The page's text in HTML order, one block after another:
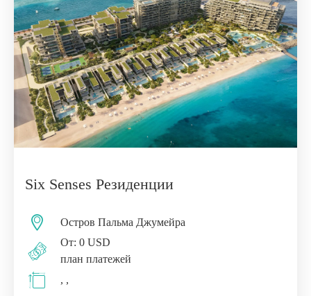
Six Senses Резиденции
Остров Пальма Джумейра
От: 0 USD
план платежей
, ,